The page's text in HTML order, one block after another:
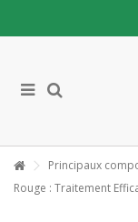
Principaux
Rouge : Traitement